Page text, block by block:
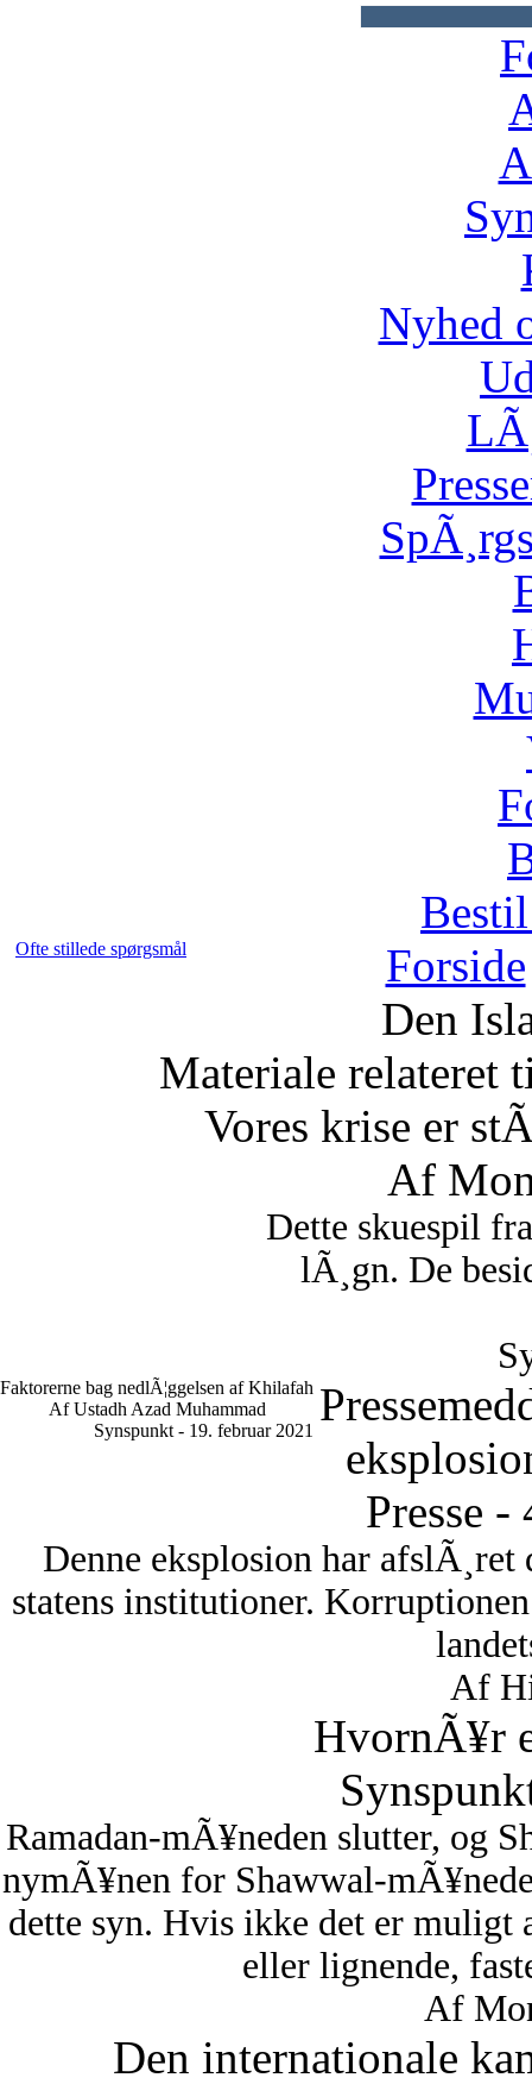
Nyhed
Ofte stillede spørgsmål Forside
Den
Materiale relateret
Vores krise er
Af
Dette skuespil
lÃ¸gn. De
Faktorerne bag nedlÃ¦ggelsen af Khilafah
Af Ustadh Azad Muhammad
Synspunkt - 19. februar 2021
Presse -
Denne eksplosion har
statens institutioner.
Af
HvornÃ¥r
Ramadan-mÃ¥neden slutter, og
nymÃ¥nen for Shawwal-
dette syn. Hvis ikke det er
eller lignende,
Af
Den internationale